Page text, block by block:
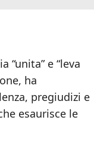
“unita” e “leva
ha
pregiudizi e
esaurisce le